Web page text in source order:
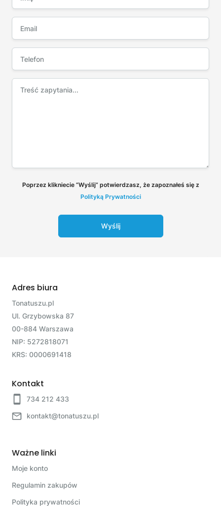
Poprzez klikniecie “Wyślij” potwierdzasz, że zapoznałeś się z
Polityką Prywatności
Wyślij
Adres biura
Tonatuszu.pl
Ul. Grzybowska 87
00-884 Warszawa
NIP: 5272818071
KRS: 0000691418
Kontakt
734 212 433
kontakt@tonatuszu.pl
Ważne linki
Moje konto
Regulamin zakupów
Polityka prywatności